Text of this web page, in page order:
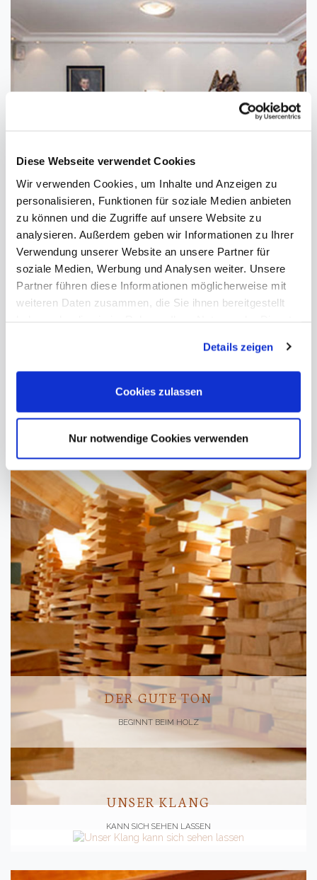
Diese Webseite verwendet Cookies
Wir verwenden Cookies, um Inhalte und Anzeigen zu
personalisieren, Funktionen für soziale Medien anbieten
zu können und die Zugriffe auf unsere Website zu
analysieren. Außerdem geben wir Informationen zu Ihrer
Verwendung unserer Website an unsere Partner für
soziale Medien, Werbung und Analysen weiter. Unsere
Partner führen diese Informationen möglicherweise mit
weiteren Daten zusammen, die Sie ihnen bereitgestellt
Cookies, wenn Sie unsere Webseite weiterhin nutzen.
Details zeigen
Cookies zulassen
Nur notwendige Cookies verwenden
BEI UNS DÜRFEN SIE
DER GUTE TON
BEGINNT BEIM HOLZ
UNSER KLANG
KANN SICH SEHEN LASSEN